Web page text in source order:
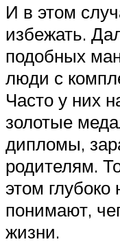
И в этом
избежать.
подобных
люди с
Часто у них
золотые
дипломы,
родителям.
этом
понимают,
жизни.